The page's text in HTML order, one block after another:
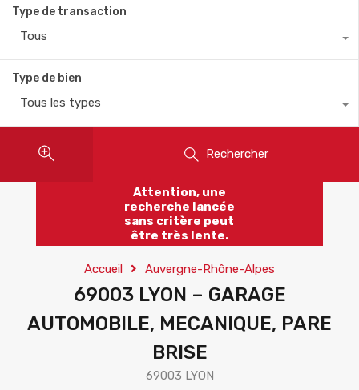
Type de transaction
Tous
Type de bien
Tous les types
Rechercher
Attention, une
recherche lancée
sans critère peut
être très lente.
Accueil Auvergne-Rhône-Alpes
69003 LYON – GARAGE
AUTOMOBILE, MECANIQUE, PARE
BRISE
69003 LYON